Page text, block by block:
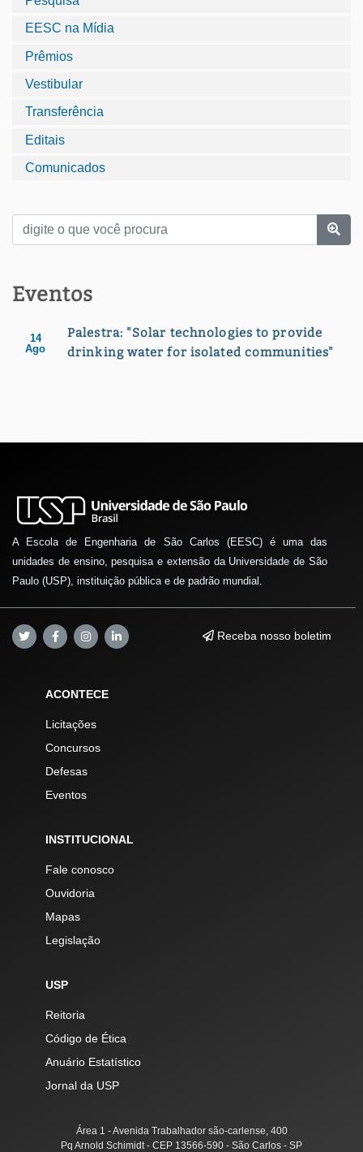
EESC na Mídia
Prêmios
Vestibular
Transferência
Editais
Comunicados
Eventos
14
Ago
Palestra: "Solar technologies to provide
drinking water for isolated communities"
A Escola de Engenharia de São Carlos (EESC) é uma das
unidades de ensino, pesquisa e extensão da Universidade de São
Paulo (USP), instituição pública e de padrão mundial.
Receba nosso boletim
ACONTECE
Licitações
Concursos
Defesas
Eventos
INSTITUCIONAL
Fale conosco
Ouvidoria
Mapas
Legislação
USP
Reitoria
Código de Ética
Anuário Estatístico
Jornal da USP
Área 1 - Avenida Trabalhador são-carlense, 400
Pq Arnold Schimidt - CEP 13566-590 - São Carlos - SP